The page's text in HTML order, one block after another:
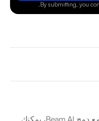
By submitting, you
.